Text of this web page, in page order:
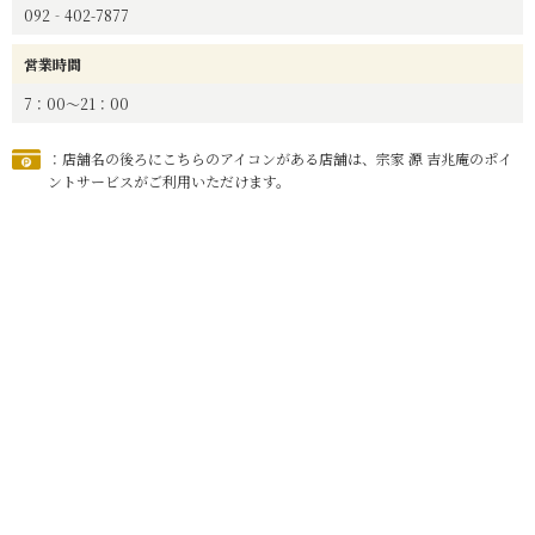
092‐402-7877
営業時間
7：00～21：00
：店舗名の後ろにこちらのアイコンがある店舗は、宗家 源 吉兆庵のポイ
ントサービスがご利用いただけます。